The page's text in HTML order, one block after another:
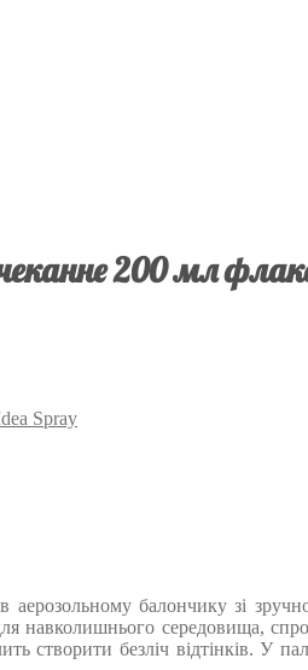
200 мл
Spray
балончику зі
середовища,
безліч відтінків. У